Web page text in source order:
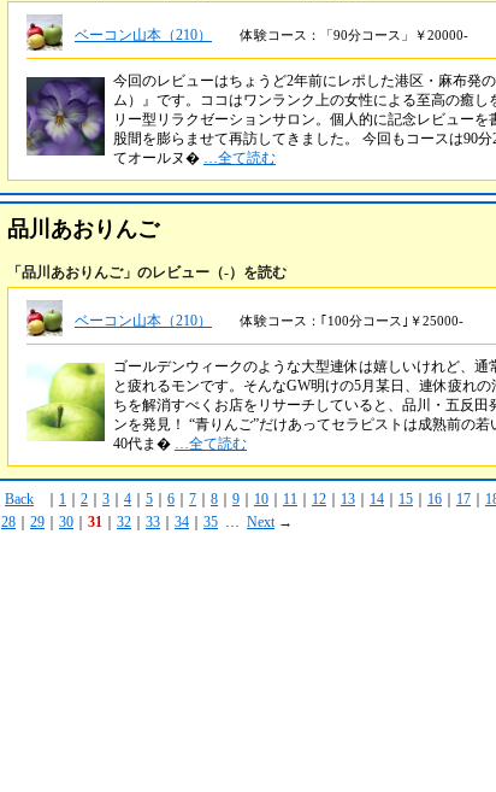
ベーコン山本（210） 体験コース：「90分コース」￥20000-
今回のレビューはちょうど2年前にレポした港区・麻布発
ム）』です。ココはワンランク上の女性による至高の癒
リー型リラクゼーションサロン。個人的に記念レビュー
股間を膨らませて再訪してきました。 今回もコースは90
てオールヌ� …全て読む
品川あおりんご
「品川あおりんご」のレビュー（-）を読む
ベーコン山本（210） 体験コース：｢100分コース｣￥25000-
ゴールデンウィークのような大型連休は嬉しいけれど、
と疲れるモンです。そんなGW明けの5月某日、連休疲れ
ちを解消すべくお店をリサーチしていると、品川・五反田
ンを発見！ “青りんご”だけあってセラピストは成熟前の
40代ま� …全て読む
Back 1 2 3 4 5 6 7 8 9 10 11 12 13 14 15 16 17
28 29 30 31 32 33 34 35 … Next→